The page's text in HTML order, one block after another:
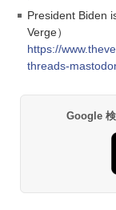
President Biden
Verge）
https://
threads-
Google